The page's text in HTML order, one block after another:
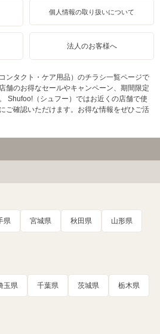
個人情報の取り扱いについて
法人のお客様へ
ンタクト・ケア用品）のチラシ一覧ページで
舗のお得なセールやキャンペーン、期間限定
Shufoo!（シュフー）ではお近くの店舗で使
ご確認いただけます。お得な情報をぜひご活
県 宮城県 秋田県 山形県
玉県 千葉県 茨城県 栃木県